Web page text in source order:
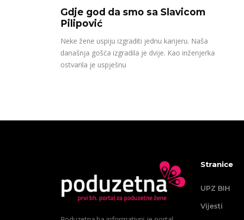
Gdje god da smo sa Slavicom
Pilipović
Neke žene uspiju izgraditi jednu karijeru. Naša
današnja gošća izgradila je dvije. Kao inženjerka
ostvarila je uspješnu
Stranice
UPZ BIH
Vijesti